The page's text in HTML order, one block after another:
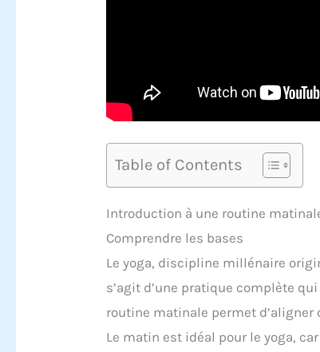
Table of Contents
Introduction à une routine
Comprendre les bases
Le yoga, discipline millénaire
s’agit d’une pratique complète
routine matinale permet
Le matin est idéal pour le yoga,